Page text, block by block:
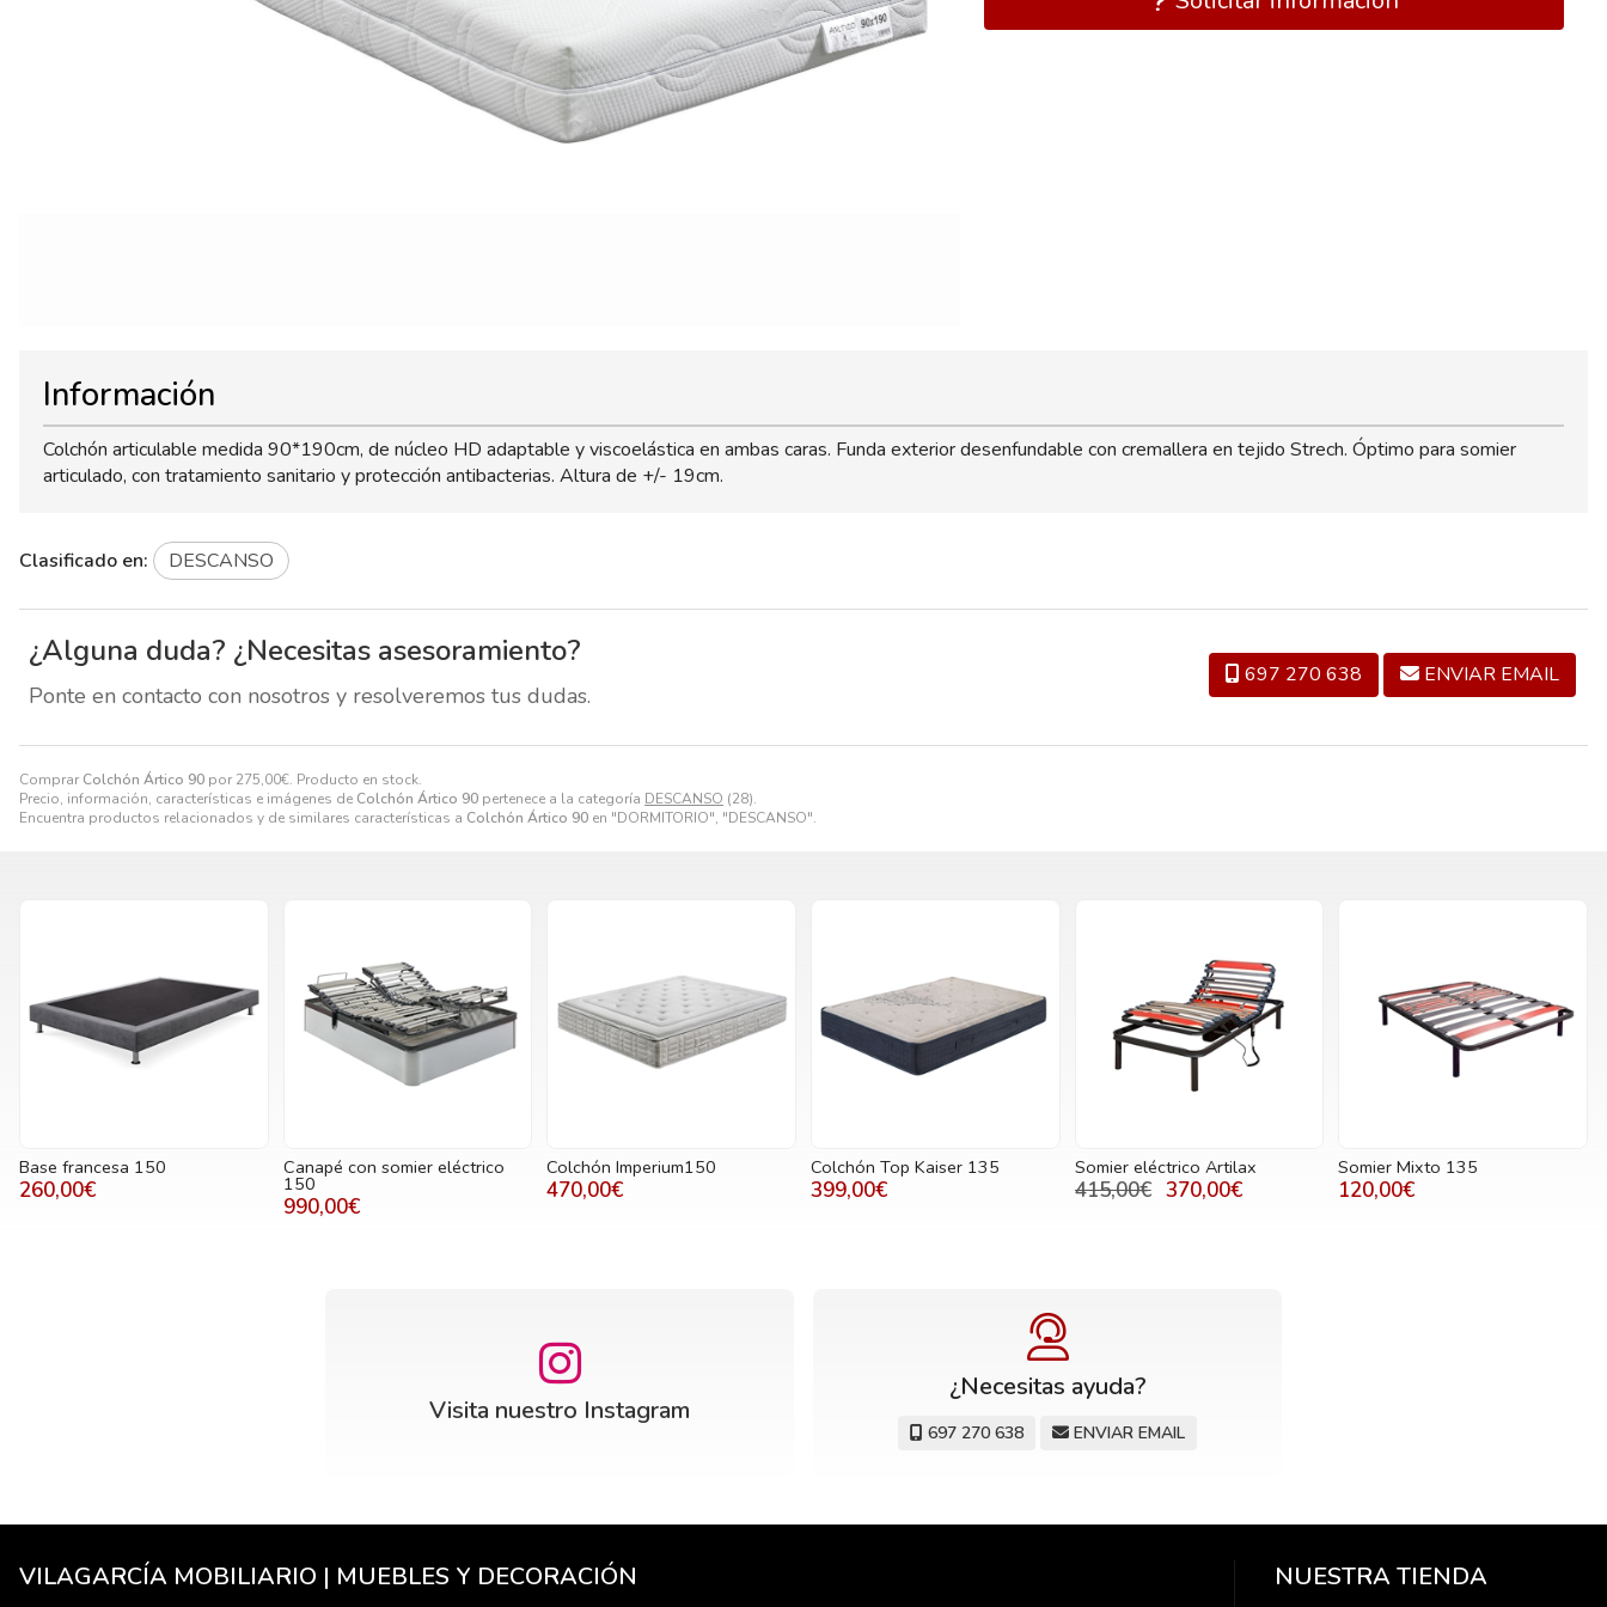
Comprar Colchón Ártico 90 por 275,00€. Producto en stock.
Precio, información, características e imágenes de Colchón Ártico 90 pertenece a la categoría DESCANSO (28).
Encuentra productos relacionados y de similares características a Colchón Ártico 90 en "DORMITORIO", "DESCANSO".
Información
Colchón articulable medida 90*190cm, de núcleo HD adaptable y viscoelástica en ambas caras. Funda exterior desenfundable con cremallera en tejido Strech. Óptimo para somier
articulado, con tratamiento sanitario y protección antibacterias. Altura de +/- 19cm.
Clasificado en: DESCANSO
¿Alguna duda? ¿Necesitas asesoramiento?
Ponte en contacto con nosotros y resolveremos tus dudas.
697 270 638 ENVIAR EMAIL
Base francesa 150
260,00€
Canapé con somier eléctrico
150
990,00€
Colchón Imperium150
470,00€
Colchón Top Kaiser 135
399,00€
Somier eléctrico Artilax
415,00€ 370,00€
Somier Mixto 135
120,00€
Visita nuestro Instagram
¿Necesitas ayuda?
697 270 638 ENVIAR EMAIL
VILAGARCÍA MOBILIARIO | MUEBLES Y DECORACIÓN NUESTRA TIENDA